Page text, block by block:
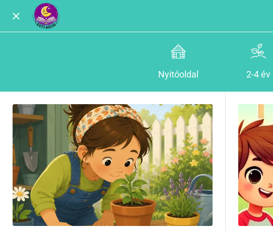
Nyitóoldal 2-4 év